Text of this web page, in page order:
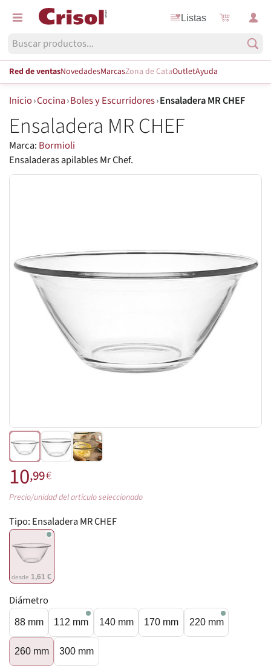
Listas
Red de ventasNovedadesMarcasZona de CataOutletAyuda
Inicio›Cocina›Boles y Escurridores›Ensaladera MR CHEF
Ensaladera MR CHEF
Marca: Bormioli
Ensaladeras apilables Mr Chef.
10,99€
Precio/unidad del artículo seleccionado
Tipo: Ensaladera MR CHEF
desde 1,61 €
Diámetro
88 mm 112 mm 140 mm 170 mm 220 mm
260 mm 300 mm